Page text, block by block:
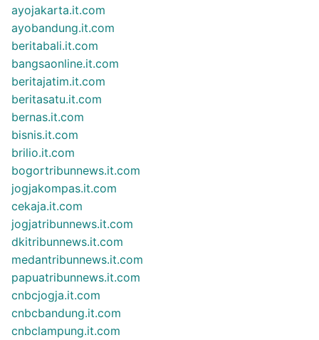
ayojakarta.it.com
ayobandung.it.com
beritabali.it.com
bangsaonline.it.com
beritajatim.it.com
beritasatu.it.com
bernas.it.com
bisnis.it.com
brilio.it.com
bogortribunnews.it.com
jogjakompas.it.com
cekaja.it.com
jogjatribunnews.it.com
dkitribunnews.it.com
medantribunnews.it.com
papuatribunnews.it.com
cnbcjogja.it.com
cnbcbandung.it.com
cnbclampung.it.com